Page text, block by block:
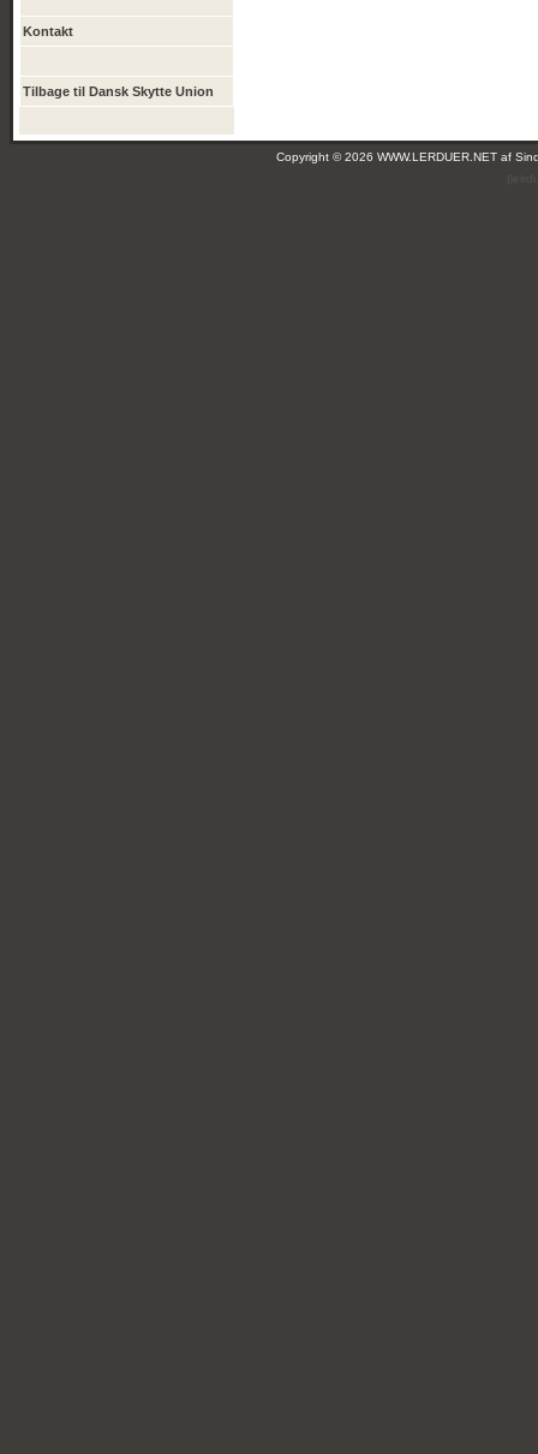
Kontakt
Tilbage til Dansk Skytte Union
Copyright © 2026 WWW.LERDUER.NET af